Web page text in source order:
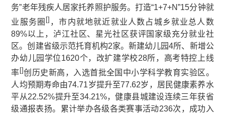
务”老年残疾人居家托养照护服务。打造“1+7+N”15分钟就
业服务圈 [] ，市内就地就近就业人数占城乡就业总人数
89%以上，泸江社区、星光社区获评国家级充分就业社
区。创建省级示范托育机构2家。新建幼儿园4所、新增公
办幼儿园学位1620个，改扩建学校28所，高考特控上线
率 []创历史新高，入选首批全国中小学科学教育实验区。
人均预期寿命由74.71岁提升至77.62岁，居民健康素养水
平从22.52%提升至34.21%，健康县城建设连续三年获省
级通报表扬。累计举办各级各类赛事活动236次，成功入